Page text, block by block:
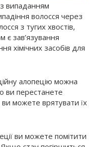
випаданням
волосся через
з тугих хвостів,
є зав’язування
хімічних засобів для
алопецію можна
ви перестанете
ви можете врятувати їх
ви можете помітити